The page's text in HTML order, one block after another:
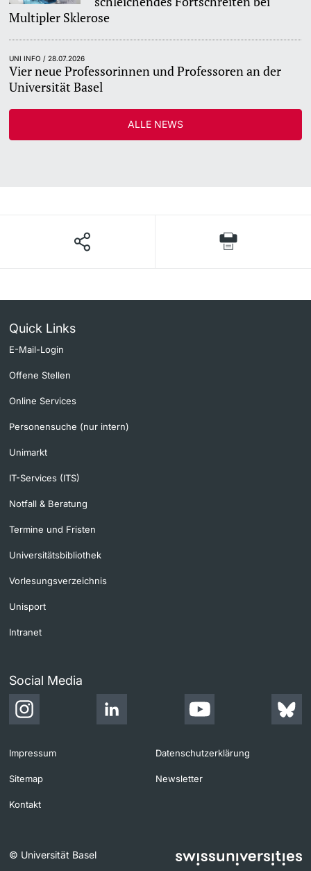
Multipler Sklerose
UNI INFO / 28.07.2026
Vier neue Professorinnen und Professoren an der
Universität Basel
ALLE NEWS
Quick Links
E-Mail-Login
Offene Stellen
Online Services
Personensuche (nur intern)
Unimarkt
IT-Services (ITS)
Notfall & Beratung
Termine und Fristen
Universitätsbibliothek
Vorlesungsverzeichnis
Unisport
Intranet
Social Media
Impressum Datenschutzerklärung
Sitemap Newsletter
Kontakt
© Universität Basel